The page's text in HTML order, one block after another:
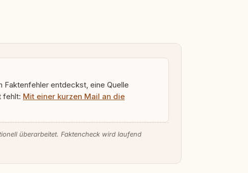
Faktenfehler entdeckst, eine Quelle
fehlt: Mit einer kurzen Mail an die
überarbeitet. Faktencheck wird laufend